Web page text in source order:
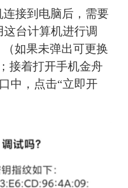
连接到电脑后，需要
台计算机进行调
如果未弹出可更换
接着打开手机金舟
中，点击“立即开